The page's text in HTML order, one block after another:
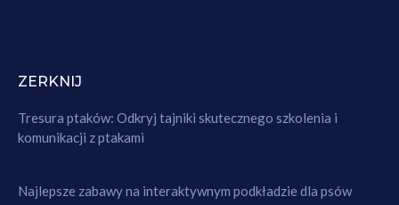
ZERKNIJ
Tresura ptaków: Odkryj tajniki skutecznego szkolenia i
komunikacji z ptakami
Najlepsze zabawy na interaktywnym podkładzie dla psów